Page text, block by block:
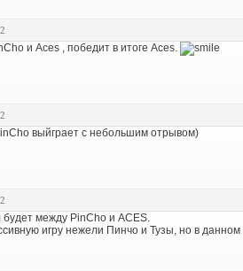
и Aces , победит в итоге Aces.
выйграет с небольшим отрывом)
между PinCho и ACES.
игру нежели Пинчо и Тузы, но в данном